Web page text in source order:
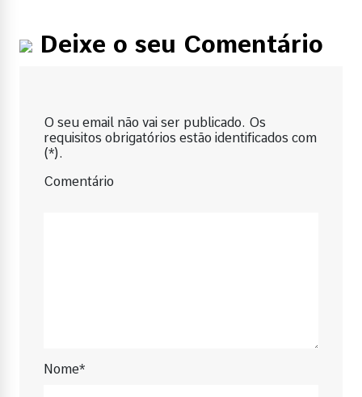
Deixe o seu Comentário
O seu email não vai ser publicado. Os
requisitos obrigatórios estão identificados com
(*).
Comentário
Nome*